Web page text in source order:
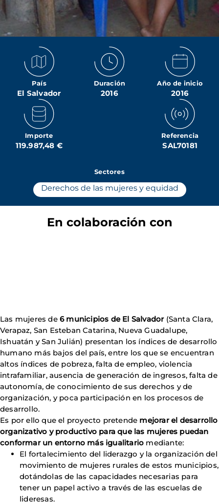
País
El Salvador
Duración
2016
Año de inicio
2016
Importe
119.987,48 €
Referencia
SAL70181
Sectores
Derechos de las mujeres y equidad
En colaboración con
Las mujeres de 6 municipios de El Salvador (Santa Clara,
Verapaz, San Esteban Catarina, Nueva Guadalupe,
Ishuatán y San Julián) presentan los índices de desarrollo
humano más bajos del país, entre los que se encuentran
altos índices de pobreza, falta de empleo, violencia
intrafamiliar, ausencia de generación de ingresos, falta de
autonomía, de conocimiento de sus derechos y de
organización, y poca participación en los procesos de
desarrollo.
Es por ello que el proyecto pretende mejorar el desarrollo
organizativo y productivo para que las mujeres puedan
conformar un entorno más igualitario mediante:
El fortalecimiento del liderazgo y la organización del
movimiento de mujeres rurales de estos municipios,
dotándolas de las capacidades necesarias para
tener un papel activo a través de las escuelas de
lideresas.